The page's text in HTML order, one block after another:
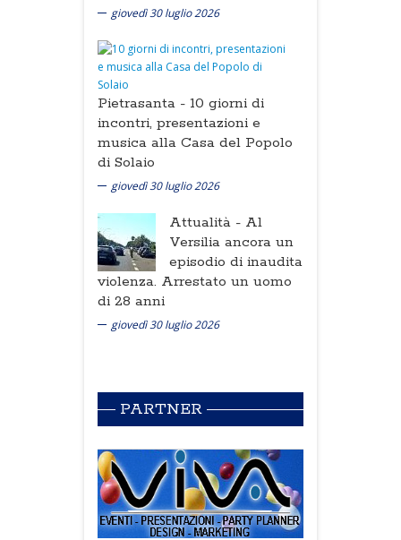
giovedì 30 luglio 2026
Pietrasanta - 10 giorni di
incontri, presentazioni e
musica alla Casa del Popolo
di Solaio
giovedì 30 luglio 2026
Attualità - Al
Versilia ancora un
episodio di inaudita
violenza. Arrestato un uomo
di 28 anni
giovedì 30 luglio 2026
PARTNER